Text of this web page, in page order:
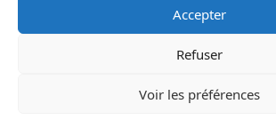
Accepter
Refuser
Voir les préférences